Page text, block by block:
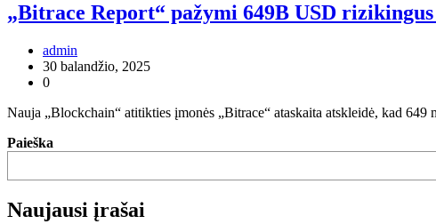
„Bitrace Report“ pažymi 649B USD
admin
30 balandžio, 2025
0
Nauja „Blockchain“ atitikties įmonės „Bitrace“ ataskaita atskleidė, kad
Paieška
Naujausi įrašai